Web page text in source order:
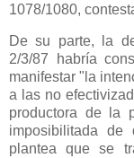
1078/1080,
De su parte, la
2/3/87 habría
manifestar "la
a las no
productora de la
imposibilitada de
plantea que se